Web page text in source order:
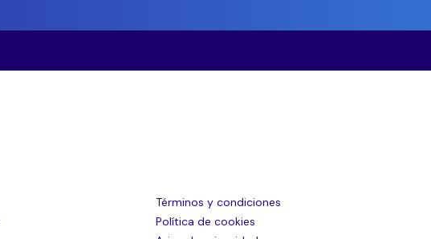
Términos y condiciones
Política de cookies